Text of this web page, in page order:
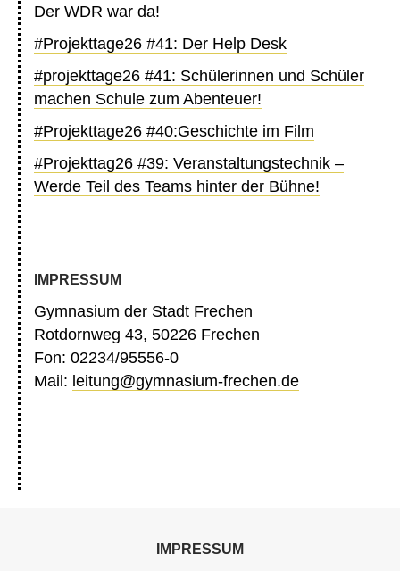
Der WDR war da!
#Projekttage26 #41: Der Help Desk
#projekttage26 #41: Schülerinnen und Schüler
machen Schule zum Abenteuer!
#Projekttage26 #40:Geschichte im Film
#Projekttag26 #39: Veranstaltungstechnik –
Werde Teil des Teams hinter der Bühne!
IMPRESSUM
Gymnasium der Stadt Frechen
Rotdornweg 43, 50226 Frechen
Fon: 02234/95556-0
Mail: leitung@gymnasium-frechen.de
IMPRESSUM